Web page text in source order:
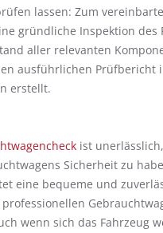
lassen: Zum
gründliche Inspektion des
aller relevanten
ausführlichen Prüfbericht
erstellt.
ist
Sicherheit zu
eine bequeme und
wenn sich das Fahrzeug